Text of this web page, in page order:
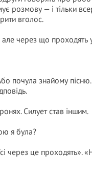
розмову — і тільки
вголос.
через що проходять
почула знайому
Силует став іншим.
я була?
через це проходять».